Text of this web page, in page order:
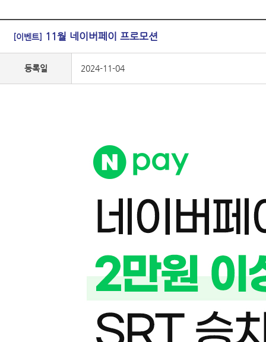
[이벤트] 11월 네이버페이 프로모션
등록일 2024-11-04